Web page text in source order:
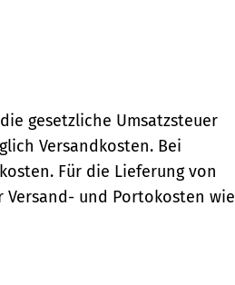
gesetzliche Umsatzsteuer
Versandkosten. Bei
Für die Lieferung von
und Portokosten wie